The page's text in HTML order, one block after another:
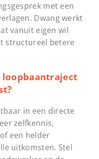
met een
Dwang werkt
vanuit eigen wil
structureel betere
loopbaantraject
in een directe
zelfkennis,
een helder
uitkomsten. Stel